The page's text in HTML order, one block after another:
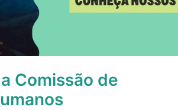
Comissão de